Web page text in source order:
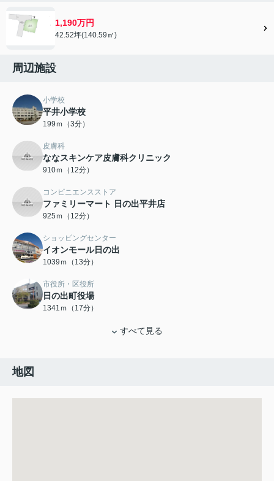
1,190万円
42.52坪(140.59㎡)
周辺施設
小学校
平井小学校
199ｍ（3分）
皮膚科
ななスキンケア皮膚科クリニック
910ｍ（12分）
コンビニエンスストア
ファミリーマート 日の出平井店
925ｍ（12分）
ショッピングセンター
イオンモール日の出
1039ｍ（13分）
市役所・区役所
日の出町役場
1341ｍ（17分）
すべて見る
地図